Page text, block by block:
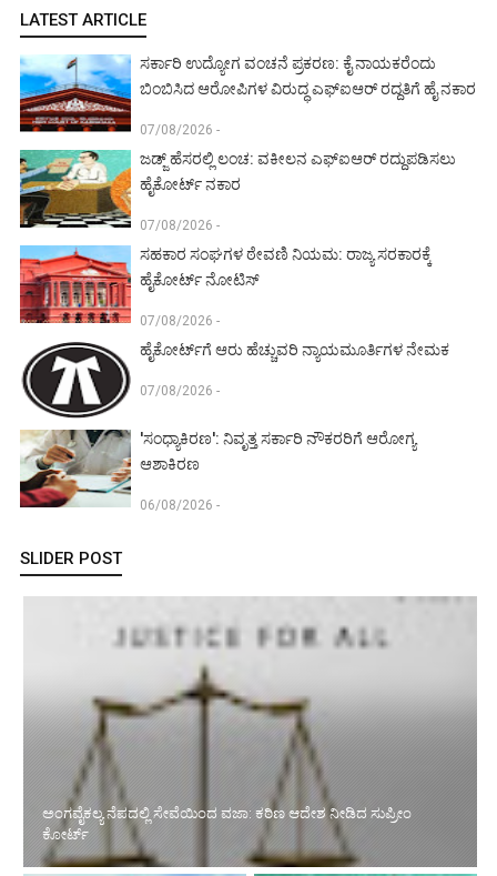
LATEST ARTICLE
ಸರ್ಕಾರಿ ಉದ್ಯೋಗ ವಂಚನೆ ಪ್ರಕರಣ: ಕೈ ನಾಯಕರೆಂದು
ಬಿಂಬಿಸಿದ ಆರೋಪಿಗಳ ವಿರುದ್ಧ ಎಫ್‌ಐಆರ್ ರದ್ದತಿಗೆ ಹೈ ನಕಾರ
07/08/2026 -
ಜಡ್ಜ್ ಹೆಸರಲ್ಲಿ ಲಂಚ: ವಕೀಲನ ಎಫ್‌ಐಆರ್ ರದ್ದುಪಡಿಸಲು
ಹೈಕೋರ್ಟ್ ನಕಾರ
07/08/2026 -
ಸಹಕಾರ ಸಂಘಗಳ ಠೇವಣಿ ನಿಯಮ: ರಾಜ್ಯ ಸರಕಾರಕ್ಕೆ
ಹೈಕೋರ್ಟ್ ನೋಟಿಸ್
07/08/2026 -
ಹೈಕೋರ್ಟ್‌ಗೆ ಆರು ಹೆಚ್ಚುವರಿ ನ್ಯಾಯಮೂರ್ತಿಗಳ ನೇಮಕ
07/08/2026 -
'ಸಂಧ್ಯಾಕಿರಣ': ನಿವೃತ್ತ ಸರ್ಕಾರಿ ನೌಕರರಿಗೆ ಆರೋಗ್ಯ
ಆಶಾಕಿರಣ
06/08/2026 -
SLIDER POST